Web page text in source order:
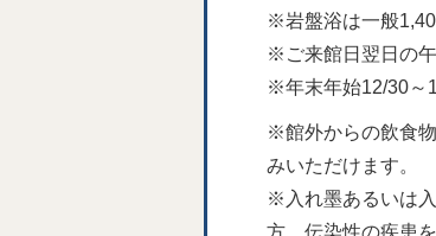
※岩盤浴は一般
※ご来館日翌日の
※年末年始12/30～
※館外からの飲食
みいただけます。
※入れ墨あるいは